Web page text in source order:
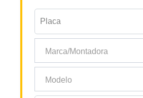
Marca/Montadora
Modelo